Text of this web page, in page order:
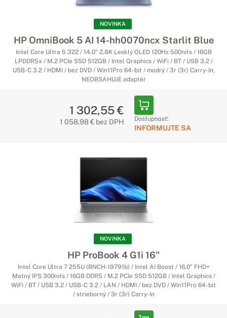
NOVINKA
HP OmniBook 5 AI 14-hh0070ncx Starlit Blue
Intel Core Ultra 5 322 / 14,0" 2,8K Lesklý OLED 120Hz 500nits / 16GB
LPDDR5x / M.2 PCIe SSD 512GB / Intel Graphics / WiFi / BT / USB 3.2 /
USB-C 3.2 / HDMI / bez DVD / Win11Pro 64-bit / modrý / 3r (3r) Carry-In,
NEOBSAHUJE adaptér
1 302,55 €
1 058,98 € bez DPH Dostupnosť:
INFORMUJTE SA
NOVINKA
HP ProBook 4 G1i 16"
Intel Core Ultra 7 255U (BNCH-19791b) / Intel AI Boost / 16,0" FHD+
Matný IPS 300nits / 16GB DDR5 / M.2 PCIe SSD 512GB / Intel Graphics /
WiFi / BT / USB 3.2 / USB-C 3.2 / LAN / HDMI / bez DVD / Win11Pro 64-bit
/ strieborný / 3r (3r) Carry-In